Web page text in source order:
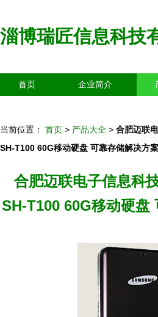
淄博瑞匠信息科技
首页 企业简介
当前位置： 首页 > 产品大全 > 合肥迈联
SH-T100 60G移动硬盘 可靠存储解决方案
合肥迈联电子信息科
SH-T100 60G移动硬盘